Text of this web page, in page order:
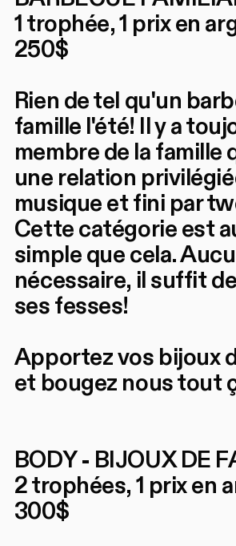
1 trophée, 1 prix en
250$
Rien de tel qu'un
famille l'été! Il y a
membre de la famille
une relation
musique et fini par
Cette catégorie est
simple que cela.
nécessaire, il suffit
ses fesses!
Apportez vos bijoux
et bougez nous tout
BODY - BIJOUX DE
2 trophées, 1 prix en
300$